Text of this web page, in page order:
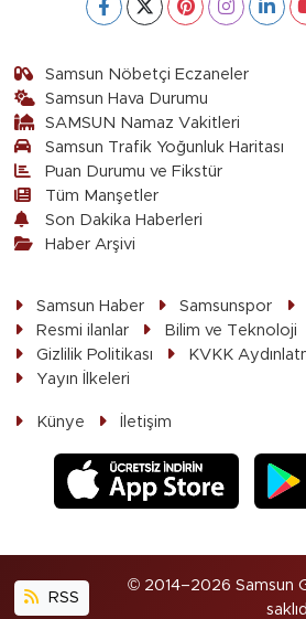
Samsun Nöbetçi Eczaneler
Samsun Hava Durumu
SAMSUN Namaz Vakitleri
Samsun Trafik Yoğunluk Haritası
Puan Durumu ve Fikstür
Tüm Manşetler
Son Dakika Haberleri
Haber Arşivi
Samsun Haber Samsunspor
Resmi ilanlar
Bilim ve Teknoloji
Gizlilik Politikası
KVKK
Yayın İlkeleri
Künye İletişim
RSS
© 2014–2026 Samsun